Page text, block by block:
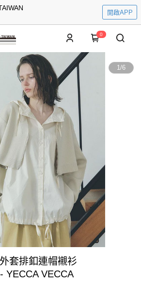
開啟APP
0
1/6
套排釦連帽襯衫
YECCA VECCA